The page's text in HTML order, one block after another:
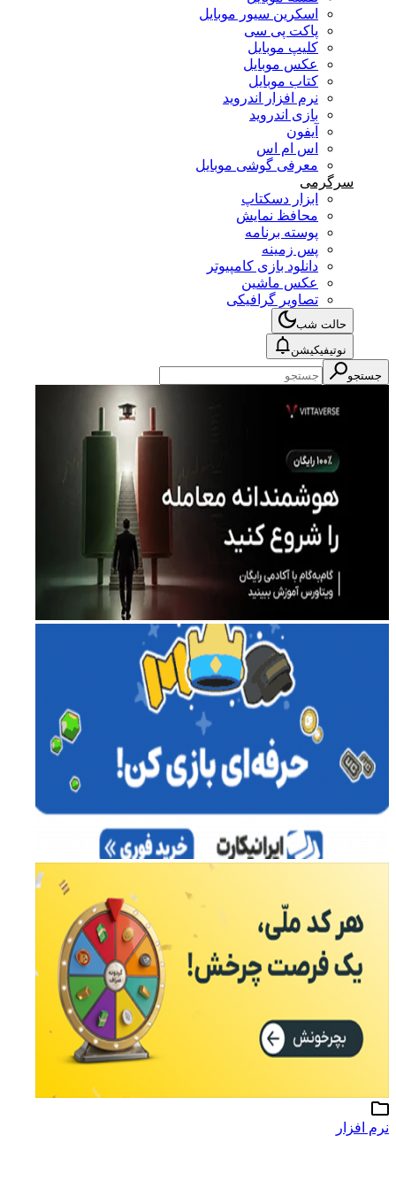
اسکرین سیور موبایل
پاکت پی سی
کلیپ موبایل
عکس موبایل
کتاب موبایل
نرم افزار اندروید
بازی اندروید
آیفون
اس ام اس
معرفی گوشی موبایل
سرگرمی
ابزار دسکتاپ
محافظ نمایش
پوسته برنامه
پس زمینه
دانلود بازی کامپیوتر
عکس ماشین
تصاویر گرافیکی
حالت شب
نوتیفیکیشن
جستجو
نرم افزار